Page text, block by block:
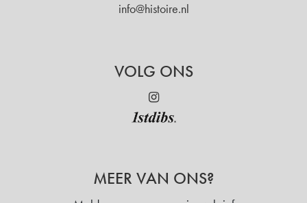
info@histoire.nl
VOLG ONS
MEER VAN ONS?